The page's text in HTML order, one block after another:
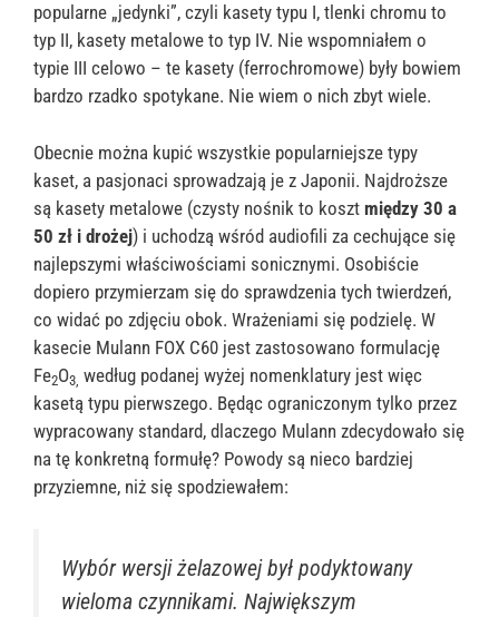
popularne „jedynki”, czyli kasety typu I, tlenki chromu to
typ II, kasety metalowe to typ IV. Nie wspomniałem o
typie III celowo – te kasety (ferrochromowe) były bowiem
bardzo rzadko spotykane. Nie wiem o nich zbyt wiele.
Obecnie można kupić wszystkie popularniejsze typy
kaset, a pasjonaci sprowadzają je z Japonii. Najdroższe
są kasety metalowe (czysty nośnik to koszt między 30 a
50 zł i drożej) i uchodzą wśród audiofili za cechujące się
najlepszymi właściwościami sonicznymi. Osobiście
dopiero przymierzam się do sprawdzenia tych twierdzeń,
co widać po zdjęciu obok. Wrażeniami się podzielę. W
kasecie Mulann FOX C60 jest zastosowano formulację
Fe2O3, według podanej wyżej nomenklatury jest więc
kasetą typu pierwszego. Będąc ograniczonym tylko przez
wypracowany standard, dlaczego Mulann zdecydowało się
na tę konkretną formułę? Powody są nieco bardziej
przyziemne, niż się spodziewałem:
Wybór wersji żelazowej był podyktowany
wieloma czynnikami. Największym